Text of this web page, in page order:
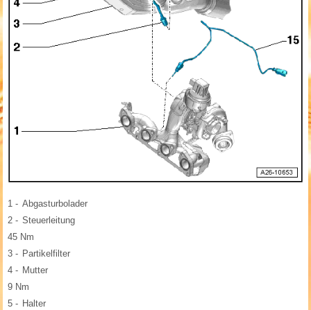
1 - Abgasturbolader
2 - Steuerleitung
45 Nm
3 - Partikelfilter
4 - Mutter
9 Nm
5 - Halter